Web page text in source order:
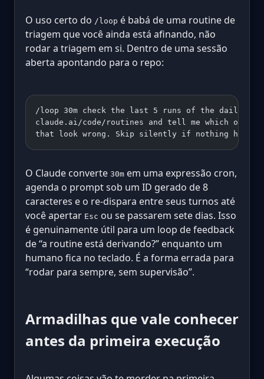
O uso certo do /loop é babá de uma routine de
triagem que você ainda está afinando, não
rodar a triagem em si. Dentro de uma sessão
aberta apontando para o repo:
/loop 30m check the last 5 runs of the daily-
claude.ai/code/routines and tell me which ones
that look wrong. Skip silently if nothing has
O Claude converte 30m em uma expressão cron,
agenda o prompt sob um ID gerado de 8
caracteres e o re-dispara entre seus turnos até
você apertar Esc ou se passarem sete dias. Isso
é genuinamente útil para um loop de feedback
de “a routine está derivando?” enquanto um
humano fica no teclado. É a forma errada para
“rodar para sempre, sem supervisão”.
Armadilhas que vale conhecer
antes da primeira execução